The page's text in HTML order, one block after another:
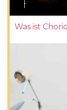
Was ist